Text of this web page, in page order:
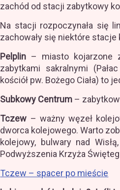
zachód od stacji zabytkowy
Na stacji rozpoczynała się
zachowały się niektóre
Pelplin – miasto kojarzone
zabytkami sakralnymi
kościół pw. Bożego Ciała) to
Subkowy Centrum –
Tczew – ważny węzeł
dworca kolejowego. Warto
kolejowy, bulwary nad
Podwyższenia Krzyża
Tczew – spacer po mieście